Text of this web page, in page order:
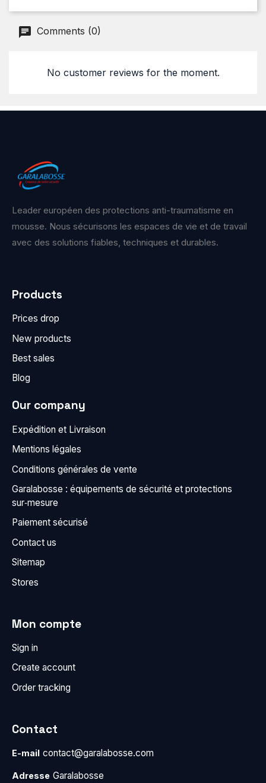
Comments (0)
No customer reviews for the moment.
Leader européen des protections anti-traumatisme en
mousse. Nous sécurisons les espaces de vie et de travail
avec des solutions fiables, techniques et durables.
Products
Prices drop
New products
Best sales
Blog
Our company
Expédition et Livraison
Mentions légales
Conditions générales de vente
Garalabosse : équipements de sécurité et protections
sur‑mesure
Paiement sécurisé
Contact us
Sitemap
Stores
Mon compte
Sign in
Create account
Order tracking
Contact
E-mail contact@garalabosse.com
Adresse Garalabosse